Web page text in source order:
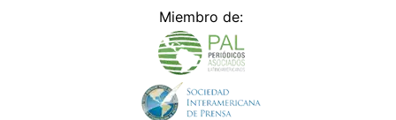
Miembro de: